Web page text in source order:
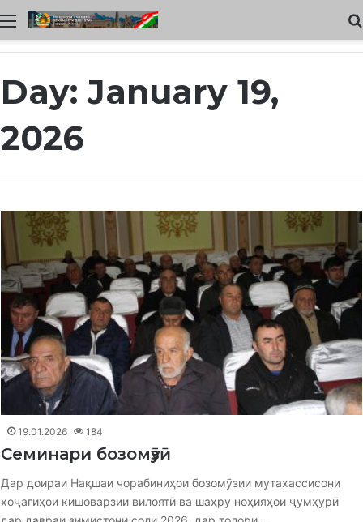
Меню
Day:January 19,
2026
19.01.2026 184
Семинари бозомӯзӣ
Дар доираи Нақшаи чорабиниҳои бозомӯзии мутахассисони
хоҷагиҳои кишоварзии вилоятӣ ва шаҳру ноҳияҳои ҷумҳурӣ